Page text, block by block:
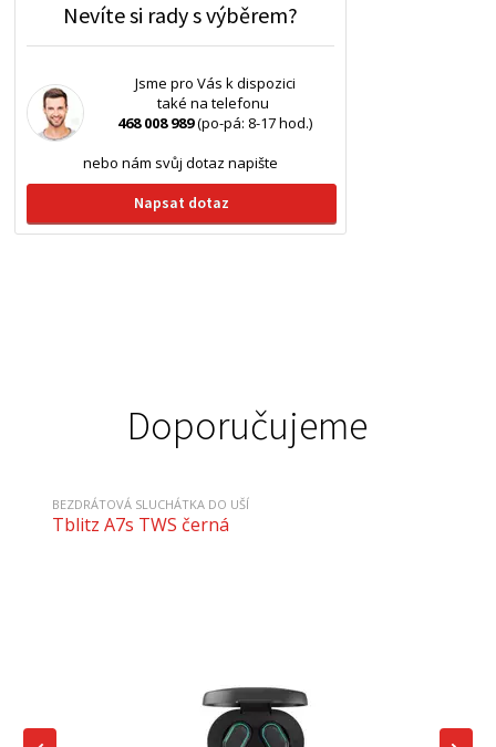
Nevíte si rady s výběrem?
Jsme pro Vás k dispozici
také na telefonu
468 008 989(po-pá: 8-17 hod.)
nebo nám svůj dotaz napište
Napsat dotaz
Doporučujeme
BEZDRÁTOVÁ SLUCHÁTKA DO UŠÍ
Tblitz A7s TWS černá